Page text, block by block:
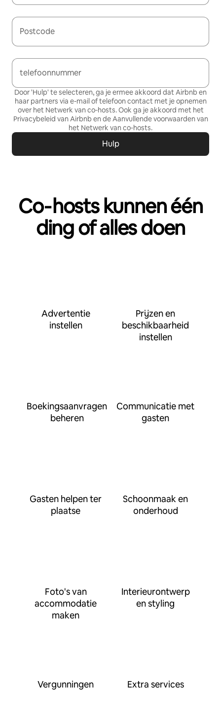
Postcode
telefoonnummer
Door 'Hulp' te selecteren, ga je ermee akkoord dat Airbnb en
haar partners via e-mail of telefoon contact met je opnemen
over het Netwerk van co‑hosts. Ook ga je akkoord met het
Privacybeleid van Airbnb en deAanvullende voorwaarden van
het Netwerk van co‑hosts.
Hulp
Co‑hosts kunnen één
ding of alles doen
Advertentie
instellen
Prijzen en
beschikbaarheid
instellen
Boekingsaanvragen
beheren
Communicatie met
gasten
Gasten helpen ter
plaatse
Schoonmaak en
onderhoud
Foto's van
accommodatie
maken
Interieurontwerp
en styling
Vergunningen Extra services